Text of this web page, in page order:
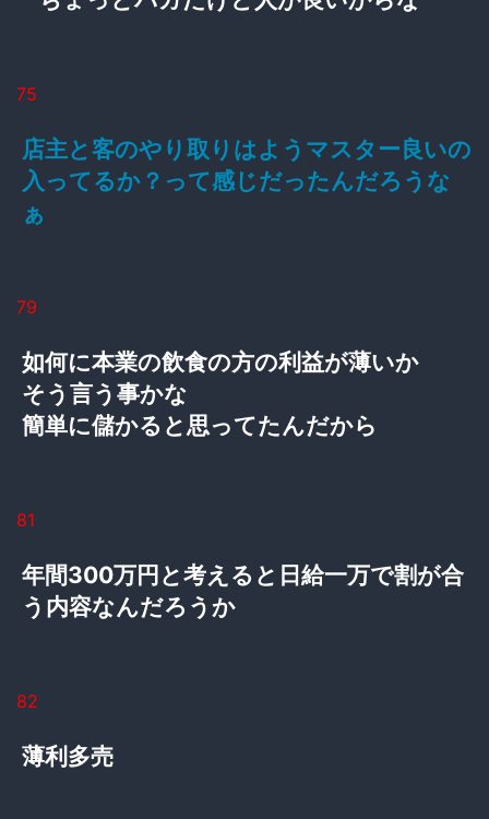
75
店主と客のやり取りはようマスター良いの
入ってるか？って感じだったんだろうな
ぁ
79
如何に本業の飲食の方の利益が薄いか
そう言う事かな
簡単に儲かると思ってたんだから
81
年間300万円と考えると日給一万で割が合
う内容なんだろうか
82
薄利多売